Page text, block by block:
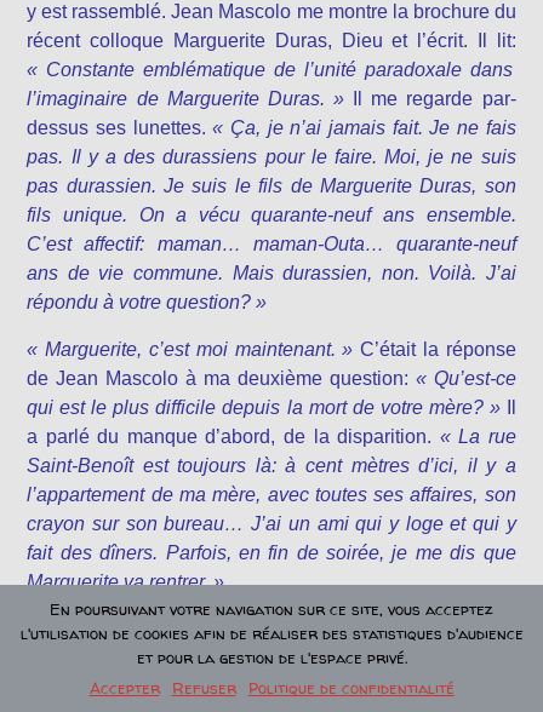
y est rassemblé. Jean Mascolo me montre la brochure du
récent colloque Marguerite Duras, Dieu et l’écrit. Il lit:
« Constante emblématique de l’unité paradoxale dans
l’imaginaire de Marguerite Duras. » Il me regarde par-
dessus ses lunettes. « Ça, je n’ai jamais fait. Je ne fais
pas. Il y a des durassiens pour le faire. Moi, je ne suis
pas durassien. Je suis le fils de Marguerite Duras, son
fils unique. On a vécu quarante-neuf ans ensemble.
C’est affectif: maman… maman-Outa… quarante-neuf
ans de vie commune. Mais durassien, non. Voilà. J’ai
répondu à votre question? »
« Marguerite, c’est moi maintenant. » C’était la réponse
de Jean Mascolo à ma deuxième question: « Qu’est-ce
qui est le plus difficile depuis la mort de votre mère? »Il
a parlé du manque d’abord, de la disparition. « La rue
Saint-Benoît est toujours là: à cent mètres d’ici, il y a
l’appartement de ma mère, avec toutes ses affaires, son
crayon sur son bureau… J’ai un ami qui y loge et qui y
fait des dîners. Parfois, en fin de soirée, je me dis que
Marguerite va rentrer. »
L’ami en question,Jean-Marc Turine, ami de Marguerite
également, collaborateur de plusieurs de ses films et
lecteur privilégié de ses manuscrits, m’accueille au 5 de
En poursuivant votre navigation sur ce site, vous acceptez
l'utilisation de cookies afin de réaliser des statistiques d'audience
et pour la gestion de l'espace privé.
Accepter
Refuser Politique de confidentialité